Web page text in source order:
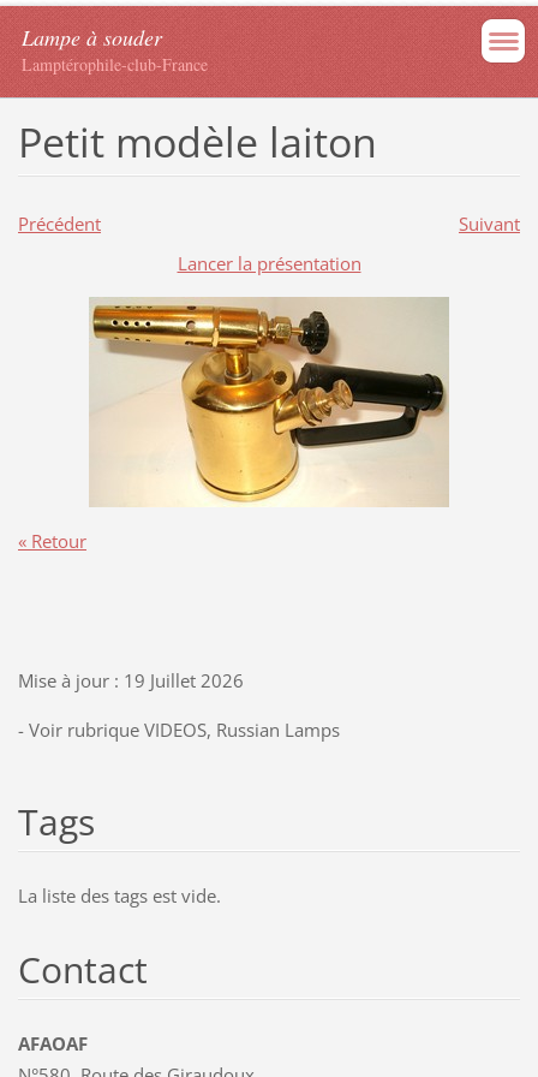
Lampe à souder
Lamptérophile-club-France
Petit modèle laiton
Précédent
Suivant
Lancer la présentation
« Retour
Mise à jour : 19 Juillet 2026
- Voir rubrique VIDEOS, Russian Lamps
Tags
La liste des tags est vide.
Contact
AFAOAF